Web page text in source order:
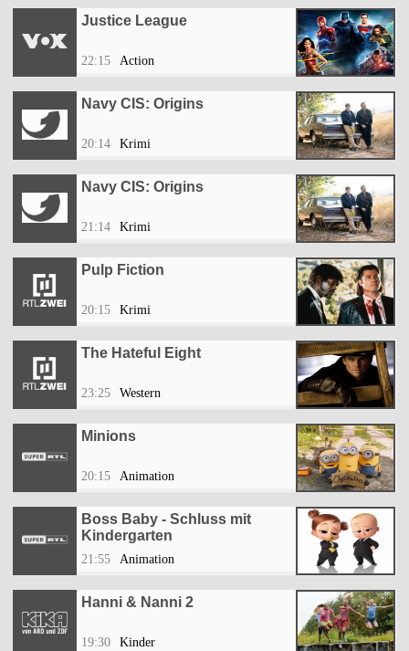
Justice League
22:15 Action
Navy CIS: Origins
20:14 Krimi
Navy CIS: Origins
21:14 Krimi
Pulp Fiction
20:15 Krimi
The Hateful Eight
23:25 Western
Minions
20:15 Animation
Boss Baby - Schluss mit
Kindergarten
21:55 Animation
Hanni & Nanni 2
19:30 Kinder